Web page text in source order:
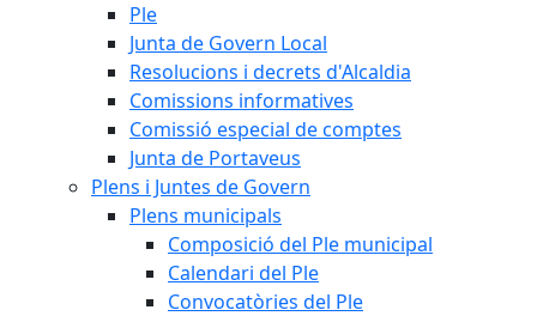
Ple
Junta de Govern Local
Resolucions i decrets d'Alcaldia
Comissions informatives
Comissió especial de comptes
Junta de Portaveus
Plens i Juntes de Govern
Plens municipals
Composició del Ple municipal
Calendari del Ple
Convocatòries del Ple